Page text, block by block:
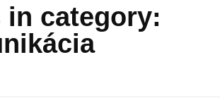
in category: